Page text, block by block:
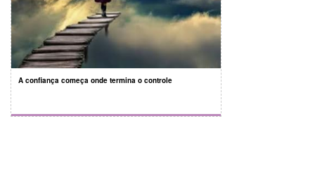
A confiança começa onde termina o controle